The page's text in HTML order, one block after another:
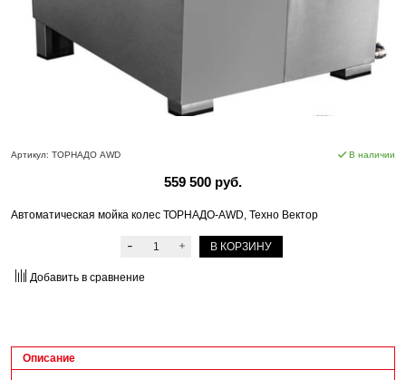
Артикул: ТОРНАДО AWD В наличии
559 500 руб.
Автоматическая мойка колес ТОРНАДО-AWD, Техно Вектор
В КОРЗИНУ
Добавить в сравнение
Описание